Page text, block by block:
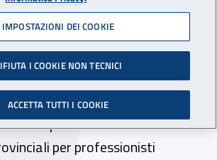
comparativa per
graduatorie
degli ammessi e degli esclusi
per la formazione delle
per professionisti
IMPOSTAZIONI DEI COOKIE
I COOKIE NON TECNICI
ACCETTA TUTTI I COOKIE